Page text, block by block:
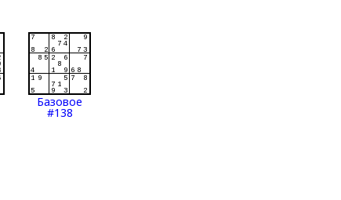
Базовое
#138